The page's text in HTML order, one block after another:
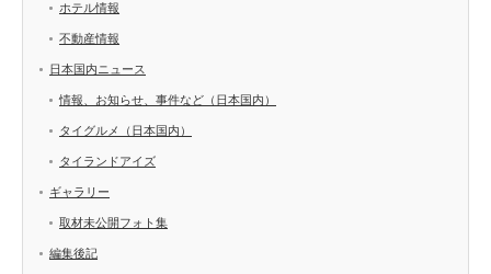
ホテル情報
不動産情報
日本国内ニュース
情報、お知らせ、事件など（日本国内）
タイグルメ（日本国内）
タイランドアイズ
ギャラリー
取材未公開フォト集
編集後記